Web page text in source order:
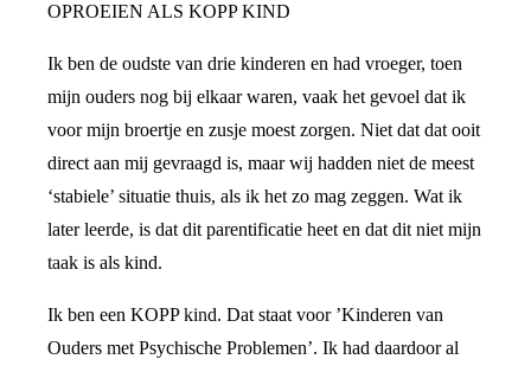
OPROEIEN ALS KOPP KIND
Ik ben de oudste van drie kinderen en had vroeger, toen
mijn ouders nog bij elkaar waren, vaak het gevoel dat ik
voor mijn broertje en zusje moest zorgen. Niet dat dat ooit
direct aan mij gevraagd is, maar wij hadden niet de meest
‘stabiele’ situatie thuis, als ik het zo mag zeggen. Wat ik
later leerde, is dat dit parentificatie heet en dat dit niet mijn
taak is als kind.
Ik ben een KOPP kind. Dat staat voor ’Kinderen van
Ouders met Psychische Problemen’. Ik had daardoor al